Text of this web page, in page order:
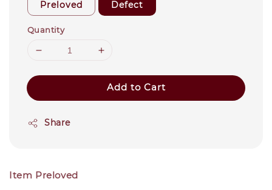
Preloved Defect
Quantity
Add to Cart
Share
Item Preloved